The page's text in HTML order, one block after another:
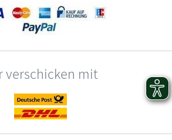
verschicken mit